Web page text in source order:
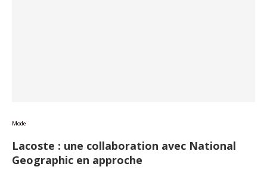
Mode
Lacoste : une collaboration avec National
Geographic en approche